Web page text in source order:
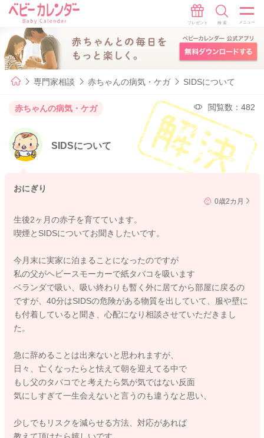
専門家相談 赤ちゃんの病気・ケガ SIDSについて
赤ちゃんの病気・ケガ 閲覧数：482
SIDSについて
おにぎり
0歳2カ月
生後2ヶ月の赤子を育てています。
喫煙とSIDSについてお聞きしたいです。
今月末に実家に泊まることになったのですが
私の父がヘビースモーカーで紙タバコを吸います
ベランダで吸い、吸い終わりも暫く外に居てから部屋に戻るの
ですが、40分はSIDSの危険がある物質を出していて、服や壁に
も付着していると聞き、心配になり相談させていただきまし
た。
急に辞めることは出来ないと思われますが、
日々、亡くなったらと怯えて朝を迎えてる中で
もし父のタバコでと考えたら気が気ではない反面
気にしすぎて一生会えないと言うのも違うなと思い、
少しでもリスクを減らせる方法、対応があれば